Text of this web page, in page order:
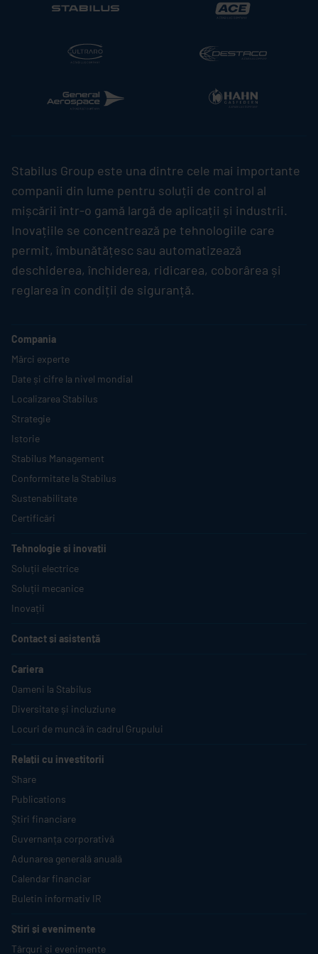
Stabilus Group este una dintre cele mai importante
companii din lume pentru soluții de control al
mișcării într-o gamă largă de aplicații și industrii.
Inovațiile se concentrează pe tehnologiile care
permit, îmbunătățesc sau automatizează
deschiderea, închiderea, ridicarea, coborârea și
reglarea în condiții de siguranță.
Compania
Mărci experte
Date și cifre la nivel mondial
Localizarea Stabilus
Strategie
Istorie
Stabilus Management
Conformitate la Stabilus
Sustenabilitate
Certificări
Tehnologie și inovații
Soluții electrice
Soluții mecanice
Inovații
Contact și asistență
Cariera
Oameni la Stabilus
Diversitate și incluziune
Locuri de muncă în cadrul Grupului
Relații cu investitorii
Share
Publications
Știri financiare
Guvernanța corporativă
Adunarea generală anuală
Calendar financiar
Buletin informativ IR
Știri și evenimente
Târguri și evenimente